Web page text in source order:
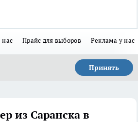
Прайс для выборов Реклама у нас
Принять
из Саранска в